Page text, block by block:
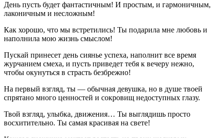
День пусть будет фантастичным! И простым, и гармоничным,
лаконичным и несложным!
Как хорошо, что мы встретились! Ты подарила мне любовь и
наполнила мою жизнь смыслом!
Пускай принесет день сиянье успеха, наполнит все время
журчанием смеха, и пусть приведет тебя к вечеру нежно,
чтобы окунуться в страсть безбрежно!
На первый взгляд, ты — обычная девушка, но в душе твоей
спрятано много ценностей и сокровищ недоступных глазу.
Твой взгляд, улыбка, движения… Ты выглядишь просто
восхитительно. Ты самая красивая на свете!